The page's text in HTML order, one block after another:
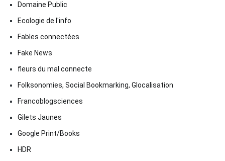
Domaine Public
Ecologie de l'info
Fables connectées
Fake News
fleurs du mal connecte
Folksonomies, Social Bookmarking, Glocalisation
Francoblogsciences
Gilets Jaunes
Google Print/Books
HDR